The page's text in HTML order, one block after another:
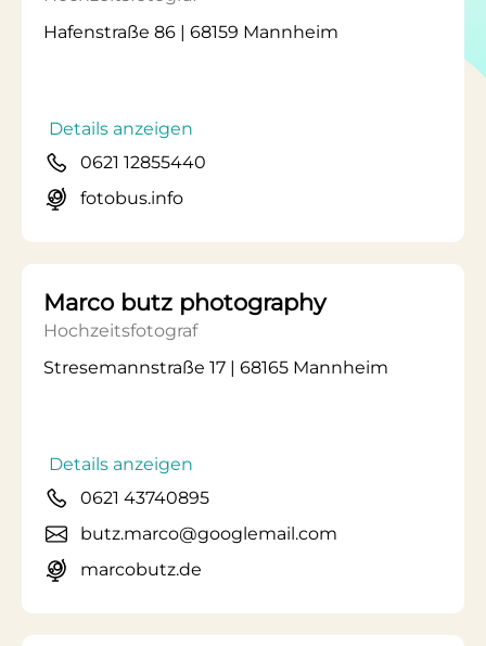
Hafenstraße 86 | 68159 Mannheim
Details anzeigen
0621 12855440
fotobus.info
Marco butz photography
Hochzeitsfotograf
Stresemannstraße 17 | 68165 Mannheim
Details anzeigen
0621 43740895
butz.marco@googlemail.com
marcobutz.de